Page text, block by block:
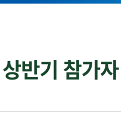
반기 참가